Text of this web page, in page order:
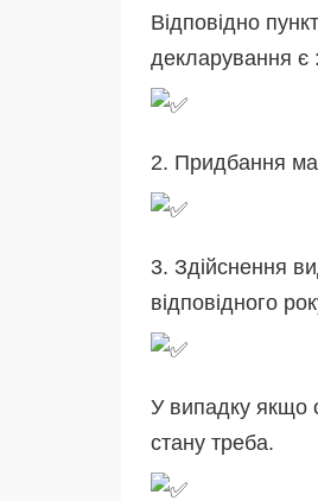
Відповідно
декларування є
2. Придбання
3. Здійснення
відповідного
У випадку якщо
стану треба.